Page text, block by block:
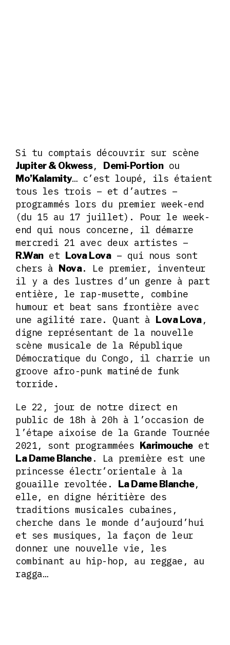
Si tu comptais découvrir sur scène
Jupiter & Okwess, Demi-Portionou
Mo’Kalamity… c’est loupé, ils étaient
tous les trois – et d’autres –
programmés lors du premier week-end
(du 15 au 17 juillet). Pour le week-
end qui nous concerne, il démarre
mercredi 21 avec deux artistes –
R.Wanet Lova Lova– qui nous sont
chers à Nova. Le premier, inventeur
il y a des lustres d’un genre à part
entière, le rap-musette, combine
humour et beat sans frontière avec
une agilité rare. Quant à Lova Lova,
digne représentant de la nouvelle
scène musicale de la République
Démocratique du Congo, il charrie un
groove afro-punk matiné de funk
torride.
Le 22, jour de notre direct en
public de 18h à 20h à l’occasion de
l’étape aixoise de la Grande Tournée
2021, sont programmées Karimoucheet
La Dame Blanche. La première est une
princesse électr’orientale à la
gouaille revoltée.
La Dame Blanche,
elle, en digne héritière des
traditions musicales cubaines,
cherche dans le monde d’aujourd’hui
et ses musiques, la façon de leur
donner une nouvelle vie, les
combinant au hip-hop, au reggae, au
ragga…